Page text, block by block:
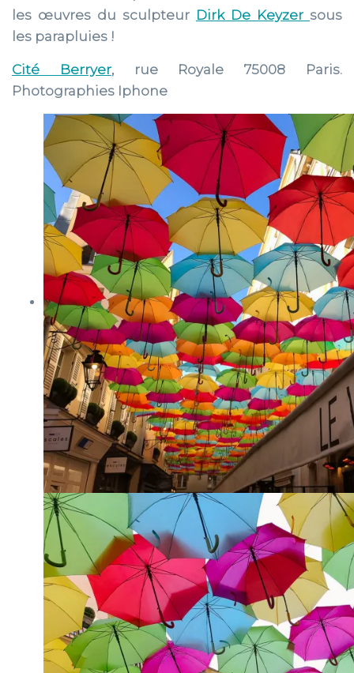
les œuvres du sculpteur Dirk De Keyzer sous
les parapluies !
Cité Berryer, rue Royale 75008 Paris.
Photographies Iphone